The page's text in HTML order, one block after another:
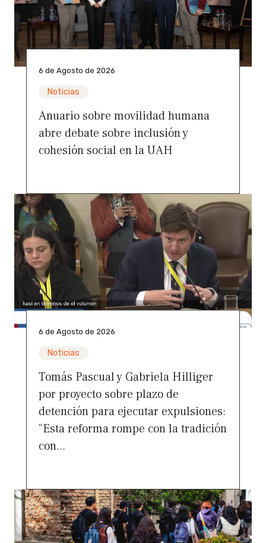
6 de Agosto de 2026
Noticias
Anuario sobre movilidad humana
abre debate sobre inclusión y
cohesión social en la UAH
6 de Agosto de 2026
Noticias
Tomás Pascual y Gabriela Hilliger
por proyecto sobre plazo de
detención para ejecutar expulsiones:
“Esta reforma rompe con la tradición
con...